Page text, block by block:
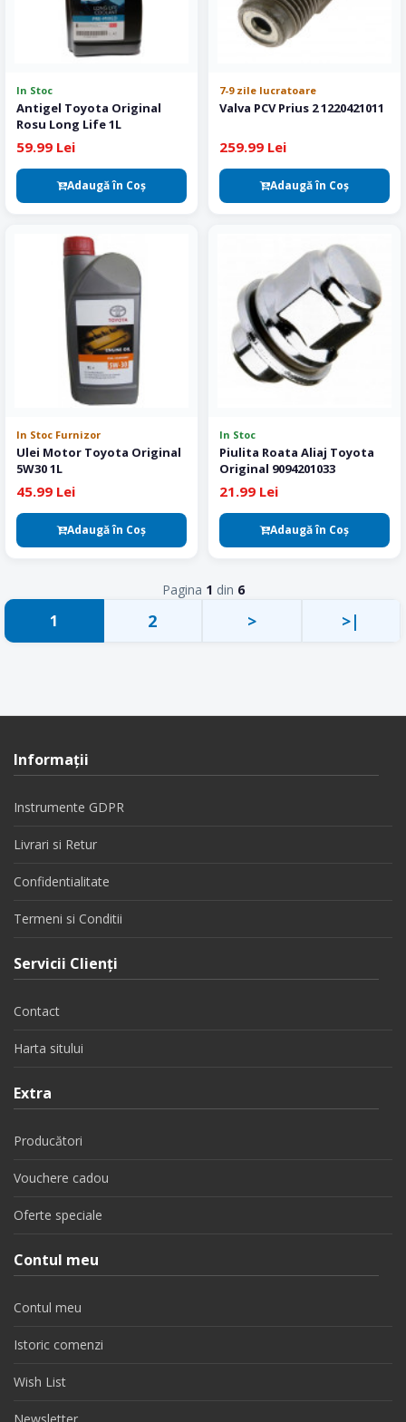
In Stoc
Antigel Toyota Original
Rosu Long Life 1L
59.99 Lei
Adaugă în Coş
7-9 zile lucratoare
Valva PCV Prius 2 1220421011
259.99 Lei
Adaugă în Coş
In Stoc Furnizor
Ulei Motor Toyota Original
5W30 1L
45.99 Lei
Adaugă în Coş
In Stoc
Piulita Roata Aliaj Toyota
Original 9094201033
21.99 Lei
Adaugă în Coş
Pagina 1 din 6
1 2 > >|
Informaţii
Instrumente GDPR
Livrari si Retur
Confidentialitate
Termeni si Conditii
Servicii Clienţi
Contact
Harta sitului
Extra
Producători
Vouchere cadou
Oferte speciale
Contul meu
Contul meu
Istoric comenzi
Wish List